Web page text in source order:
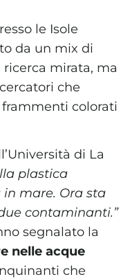
le Isole
da un mix di
mirata, ma
che
colorati
di La
plastica
mare. Ora sta
contaminanti.”
segnalato la
nelle acque
che